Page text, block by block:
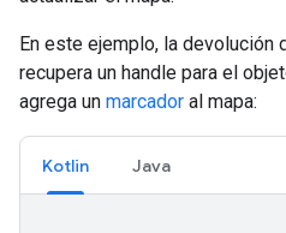
En este ejemplo, la devolución
recupera un handle para el
agrega un marcador al mapa:
Kotlin Java